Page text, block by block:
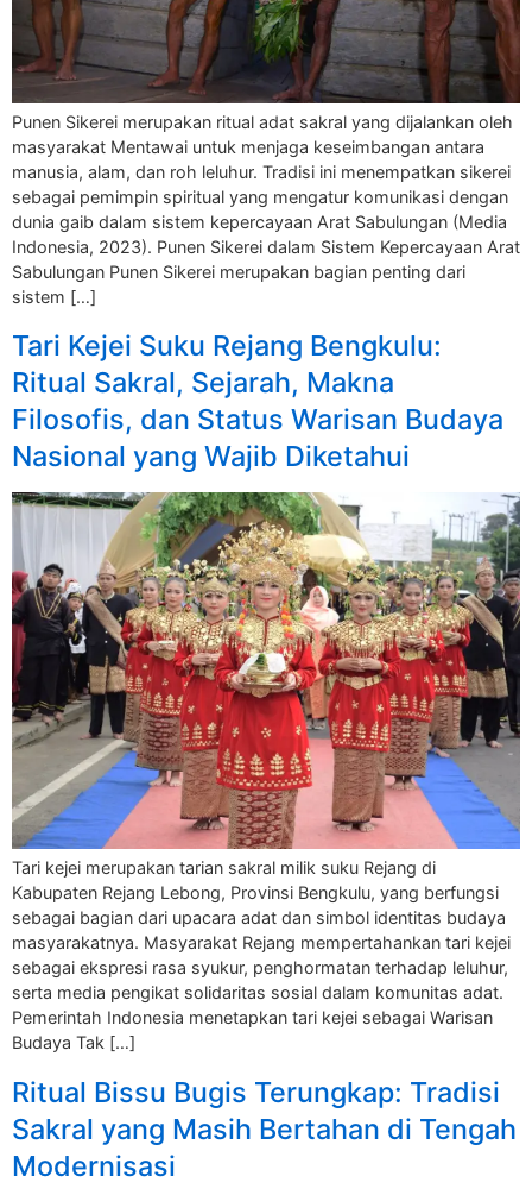
Punen Sikerei merupakan ritual adat sakral yang dijalankan oleh
masyarakat Mentawai untuk menjaga keseimbangan antara
manusia, alam, dan roh leluhur. Tradisi ini menempatkan sikerei
sebagai pemimpin spiritual yang mengatur komunikasi dengan
dunia gaib dalam sistem kepercayaan Arat Sabulungan (Media
Indonesia, 2023). Punen Sikerei dalam Sistem Kepercayaan Arat
Sabulungan Punen Sikerei merupakan bagian penting dari
sistem […]
Tari Kejei Suku Rejang Bengkulu:
Ritual Sakral, Sejarah, Makna
Filosofis, dan Status Warisan Budaya
Nasional yang Wajib Diketahui
Tari kejei merupakan tarian sakral milik suku Rejang di
Kabupaten Rejang Lebong, Provinsi Bengkulu, yang berfungsi
sebagai bagian dari upacara adat dan simbol identitas budaya
masyarakatnya. Masyarakat Rejang mempertahankan tari kejei
sebagai ekspresi rasa syukur, penghormatan terhadap leluhur,
serta media pengikat solidaritas sosial dalam komunitas adat.
Pemerintah Indonesia menetapkan tari kejei sebagai Warisan
Budaya Tak […]
Ritual Bissu Bugis Terungkap: Tradisi
Sakral yang Masih Bertahan di Tengah
Modernisasi